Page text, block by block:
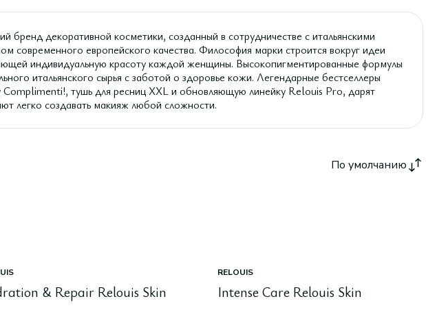
бренд декоративной косметики, созданный в сотрудничестве с итальянскими
современного европейского качества. Философия марки строится вокруг идеи
индивидуальную красоту каждой женщины. Высокопигментированные формулы
итальянского сырья с заботой о здоровье кожи. Легендарные бестселлеры
тушь для ресниц XXL и обновляющую линейку Relouis Pro, дарят
легко создавать макияж любой сложности.
По умолчанию
& Repair Relouis Skin
RELOUIS
Intense Care Relouis Skin